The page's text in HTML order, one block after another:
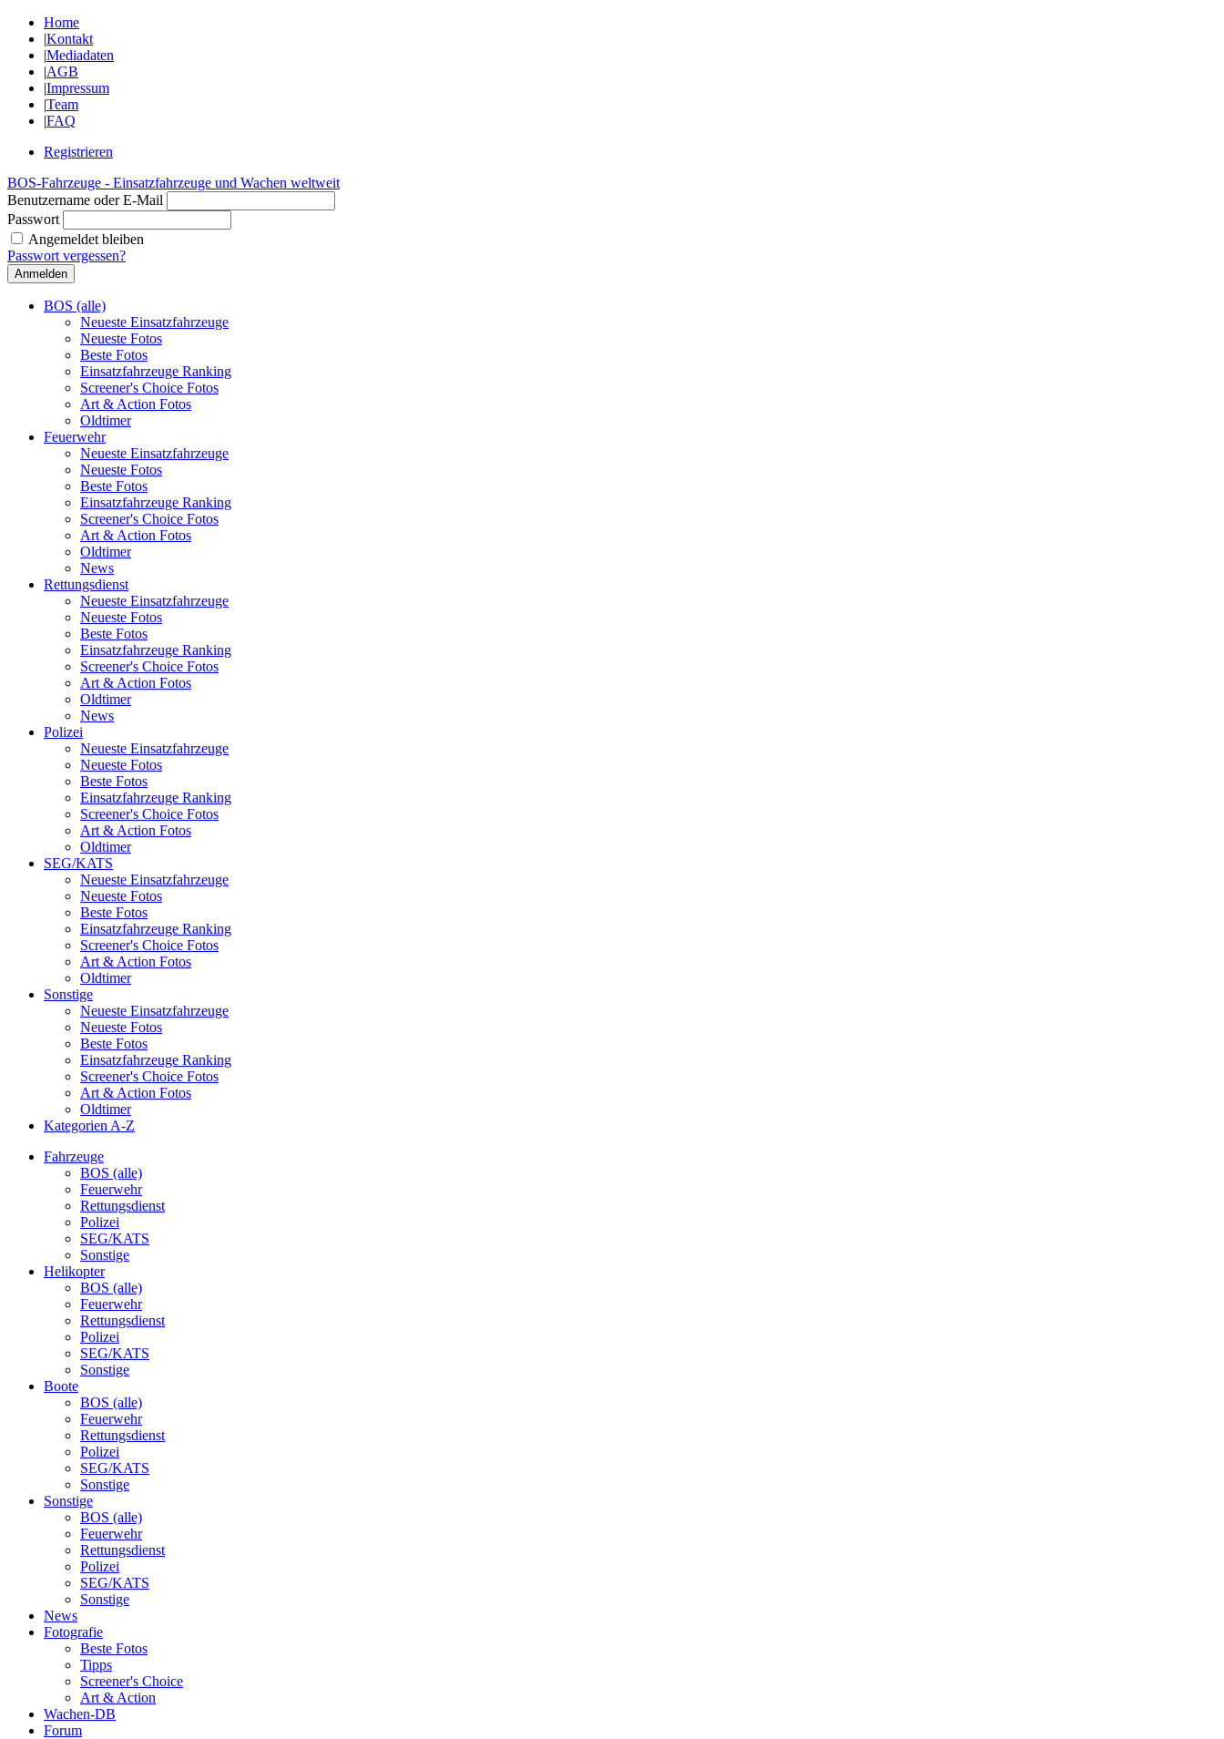
Home
|Kontakt
|Mediadaten
|AGB
|Impressum
|Team
|FAQ
Registrieren
BOS-Fahrzeuge - Einsatzfahrzeuge und Wachen weltweit
Benutzername oder E-Mail
Passwort
Angemeldet bleiben
Passwort vergessen?
BOS (alle)
Neueste Einsatzfahrzeuge
Neueste Fotos
Beste Fotos
Einsatzfahrzeuge Ranking
Screener's Choice Fotos
Art & Action Fotos
Oldtimer
Feuerwehr
Neueste Einsatzfahrzeuge
Neueste Fotos
Beste Fotos
Einsatzfahrzeuge Ranking
Screener's Choice Fotos
Art & Action Fotos
Oldtimer
News
Rettungsdienst
Neueste Einsatzfahrzeuge
Neueste Fotos
Beste Fotos
Einsatzfahrzeuge Ranking
Screener's Choice Fotos
Art & Action Fotos
Oldtimer
News
Polizei
Neueste Einsatzfahrzeuge
Neueste Fotos
Beste Fotos
Einsatzfahrzeuge Ranking
Screener's Choice Fotos
Art & Action Fotos
Oldtimer
SEG/KATS
Neueste Einsatzfahrzeuge
Neueste Fotos
Beste Fotos
Einsatzfahrzeuge Ranking
Screener's Choice Fotos
Art & Action Fotos
Oldtimer
Sonstige
Neueste Einsatzfahrzeuge
Neueste Fotos
Beste Fotos
Einsatzfahrzeuge Ranking
Screener's Choice Fotos
Art & Action Fotos
Oldtimer
Kategorien A-Z
Fahrzeuge
BOS (alle)
Feuerwehr
Rettungsdienst
Polizei
SEG/KATS
Sonstige
Helikopter
BOS (alle)
Feuerwehr
Rettungsdienst
Polizei
SEG/KATS
Sonstige
Boote
BOS (alle)
Feuerwehr
Rettungsdienst
Polizei
SEG/KATS
Sonstige
Sonstige
BOS (alle)
Feuerwehr
Rettungsdienst
Polizei
SEG/KATS
Sonstige
News
Fotografie
Beste Fotos
Tipps
Screener's Choice
Art & Action
Wachen-DB
Forum